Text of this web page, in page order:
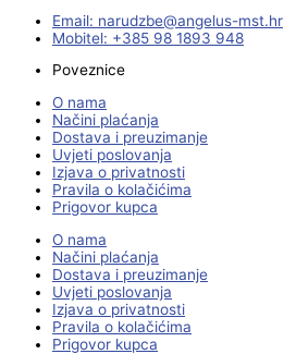
Email:
rh.tsm-sulegna
@ebzduran
Mobitel: +385 98 1893 948
Poveznice
O nama
Načini plaćanja
Dostava i preuzimanje
Uvjeti poslovanja
Izjava o privatnosti
Pravila o kolačićima
Prigovor kupca
O nama
Načini plaćanja
Dostava i preuzimanje
Uvjeti poslovanja
Izjava o privatnosti
Pravila o kolačićima
Prigovor kupca